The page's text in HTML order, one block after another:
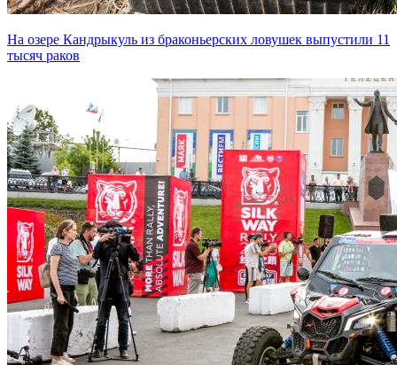
На озере Кандрыкуль из браконьерских ловушек выпустили 11
тысяч раков